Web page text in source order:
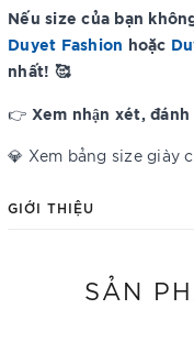
Nếu size của bạn
Duyet Fashion hoặc
nhất! 🥰
👉 Xem nhận xét,
💎 Xem bảng size giày
GIỚI THIỆU
SẢN